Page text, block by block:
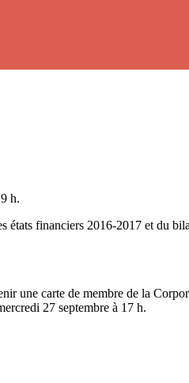
h.
financiers 2016-2017 et du
une carte de membre de la
27 septembre à 17 h.